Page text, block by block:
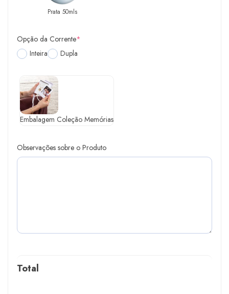
Prata 50mls
Opção da Corrente*
Inteira
Dupla
Embalagem Coleção Memórias
Observações sobre o Produto
Total